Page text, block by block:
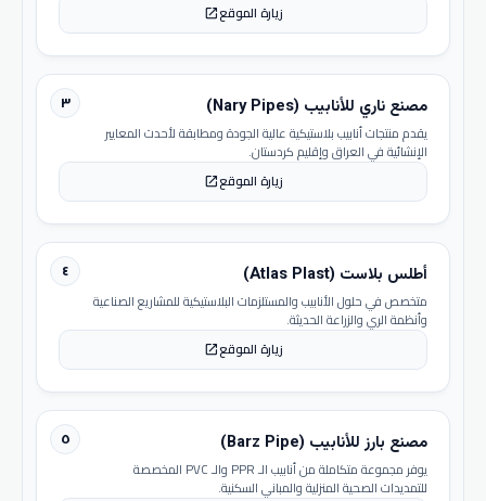
زيارة الموقعopen_in_new
٣ مصنع ناري للأنابيب (Nary Pipes)
يقدم منتجات أنابيب بلاستيكية عالية الجودة ومطابقة لأحدث المعايير
الإنشائية في العراق وإقليم كردستان.
زيارة الموقعopen_in_new
٤ أطلس بلاست (Atlas Plast)
متخصص في حلول الأنابيب والمستلزمات البلاستيكية للمشاريع الصناعية
وأنظمة الري والزراعة الحديثة.
زيارة الموقعopen_in_new
٥ مصنع بارز للأنابيب (Barz Pipe)
يوفر مجموعة متكاملة من أنابيب الـ PPR والـ PVC المخصصة
للتمديدات الصحية المنزلية والمباني السكنية.